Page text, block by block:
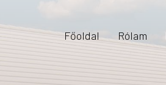
Főoldal Rólam